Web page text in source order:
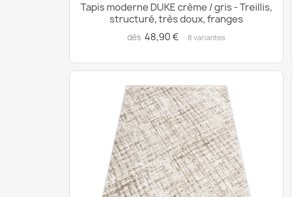
Tapis moderne DUKE crème / gris - Treillis,
structuré, très doux, franges
dès 48,90 € · 8 variantes